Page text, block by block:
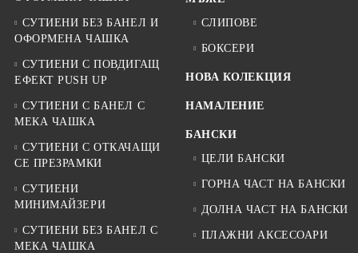
СУТИЕНИ БЕЗ БАНЕЛ И
ОФОРМЕНА ЧАШКА
СУТИЕНИ С ПОВДИГАЩ
ЕФЕКТ PUSH UP
СУТИЕНИ С БАНЕЛ С
МЕКА ЧАШКА
СУТИЕНИ С ОТКАЧАЩИ
СЕ ПРЕЗРАМКИ
СУТИЕНИ
МИНИМАЙЗЕРИ
СУТИЕНИ БЕЗ БАНЕЛ С
МЕКА ЧАШКА
СЛИПОВЕ
БОКСЕРИ
НОВА КОЛЕКЦИЯ
НАМАЛЕНИЕ
БАНСКИ
ЦЕЛИ БАНСКИ
ГОРНА ЧАСТ НА БАНСКИ
ДОЛНА ЧАСТ НА БАНСКИ
ПЛАЖНИ АКСЕСОАРИ